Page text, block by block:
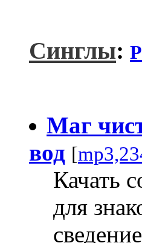
Синглы:
Маг
вод [
Качать
для
сведение